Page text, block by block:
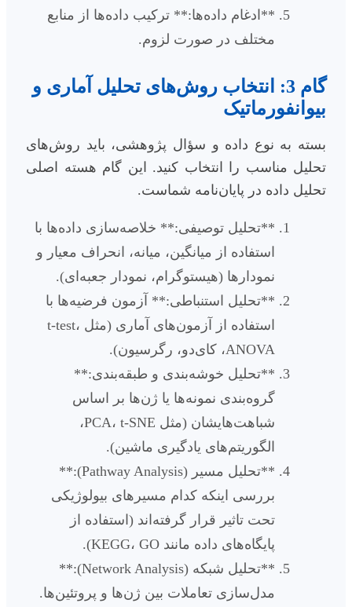
**ادغام داده‌ها:** ترکیب داده‌ها از منابع
مختلف در صورت لزوم.
گام 3: انتخاب روش‌های تحلیل آماری و
بیوانفورماتیک
بسته به نوع داده و سؤال پژوهشی، باید روش‌های
تحلیل مناسب را انتخاب کنید. این گام هسته اصلی
تحلیل داده در پایان‌نامه شماست.
**تحلیل توصیفی:** خلاصه‌سازی داده‌ها با
استفاده از میانگین، میانه، انحراف معیار و
نمودارها (هیستوگرام، نمودار جعبه‌ای).
**تحلیل استنباطی:** آزمون فرضیه‌ها با
استفاده از آزمون‌های آماری (مثل t-test،
ANOVA، کای‌دو، رگرسیون).
**تحلیل خوشه‌بندی و طبقه‌بندی:**
گروه‌بندی نمونه‌ها یا ژن‌ها بر اساس
شباهت‌هایشان (مثل PCA، t-SNE،
الگوریتم‌های یادگیری ماشین).
**تحلیل مسیر (Pathway Analysis):**
بررسی اینکه کدام مسیرهای بیولوژیکی
تحت تاثیر قرار گرفته‌اند (استفاده از
پایگاه‌های داده مانند KEGG، GO).
**تحلیل شبکه (Network Analysis):**
مدل‌سازی تعاملات بین ژن‌ها و پروتئین‌ها.